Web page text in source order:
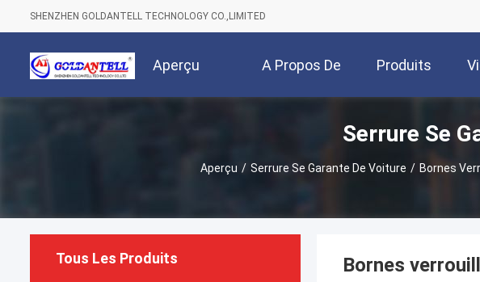
SHENZHEN GOLDANTELL TECHNOLOGY CO.,LIMITED
Aperçu A Propos De Produits
Serrure Se
Aperçu / Serrure Se Garante De Voiture / Bornes
Tous Les Produits
Bornes